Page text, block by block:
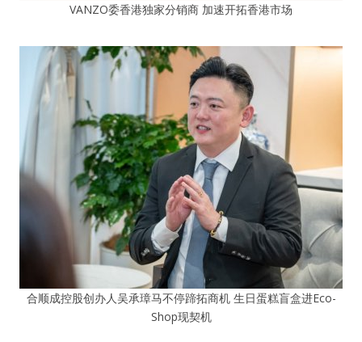
VANZO委香港独家分销商 加速开拓香港市场
合顺成控股创办人吴承璋马不停蹄拓商机 生日蛋糕盲盒进Eco-
Shop现契机